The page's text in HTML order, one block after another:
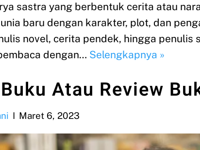
sastra yang berbentuk cerita atau
baru dengan karakter, plot, dan
novel, cerita pendek, hingga penulis
dengan… Selengkapnya »
Atau Review
Maret 6, 2023